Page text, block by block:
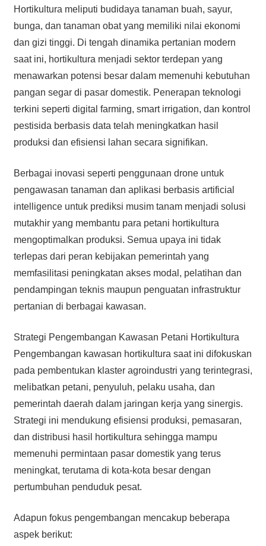
Hortikultura meliputi budidaya tanaman buah, sayur,
bunga, dan tanaman obat yang memiliki nilai ekonomi
dan gizi tinggi. Di tengah dinamika pertanian modern
saat ini, hortikultura menjadi sektor terdepan yang
menawarkan potensi besar dalam memenuhi kebutuhan
pangan segar di pasar domestik. Penerapan teknologi
terkini seperti digital farming, smart irrigation, dan kontrol
pestisida berbasis data telah meningkatkan hasil
produksi dan efisiensi lahan secara signifikan.
Berbagai inovasi seperti penggunaan drone untuk
pengawasan tanaman dan aplikasi berbasis artificial
intelligence untuk prediksi musim tanam menjadi solusi
mutakhir yang membantu para petani hortikultura
mengoptimalkan produksi. Semua upaya ini tidak
terlepas dari peran kebijakan pemerintah yang
memfasilitasi peningkatan akses modal, pelatihan dan
pendampingan teknis maupun penguatan infrastruktur
pertanian di berbagai kawasan.
Strategi Pengembangan Kawasan Petani Hortikultura
Pengembangan kawasan hortikultura saat ini difokuskan
pada pembentukan klaster agroindustri yang terintegrasi,
melibatkan petani, penyuluh, pelaku usaha, dan
pemerintah daerah dalam jaringan kerja yang sinergis.
Strategi ini mendukung efisiensi produksi, pemasaran,
dan distribusi hasil hortikultura sehingga mampu
memenuhi permintaan pasar domestik yang terus
meningkat, terutama di kota-kota besar dengan
pertumbuhan penduduk pesat.
Adapun fokus pengembangan mencakup beberapa
aspek berikut: